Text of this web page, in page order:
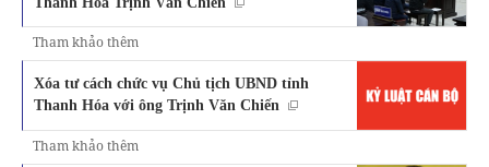
Tham khảo thêm
Xóa tư cách chức vụ Chủ tịch UBND tỉnh
Thanh Hóa với ông Trịnh Văn Chiến
Tham khảo thêm